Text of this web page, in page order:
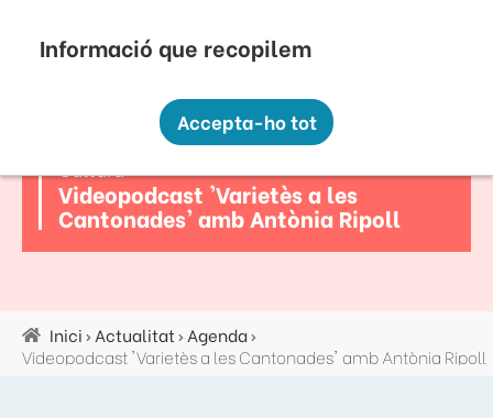
contingut
Cultura
Videopodcast 'Varietès a les
Cantonades' amb Antònia Ripoll
d'ariadna
Inici Actualitat Agenda
Videopodcast 'Varietès a les Cantonades' amb Antònia Ripoll
personal amb les següents finalitats:
Funcionalitat, Analítica.
Més informació
Canviar preferències
Accepta-ho tot